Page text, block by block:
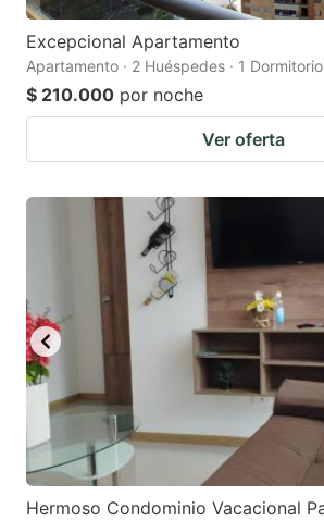
Excepcional Apartamento
Apartamento · 2 Huéspedes · 1 Dormitorio
$ 210.000 por noche
Ver oferta
Hermoso Condominio Vacacional